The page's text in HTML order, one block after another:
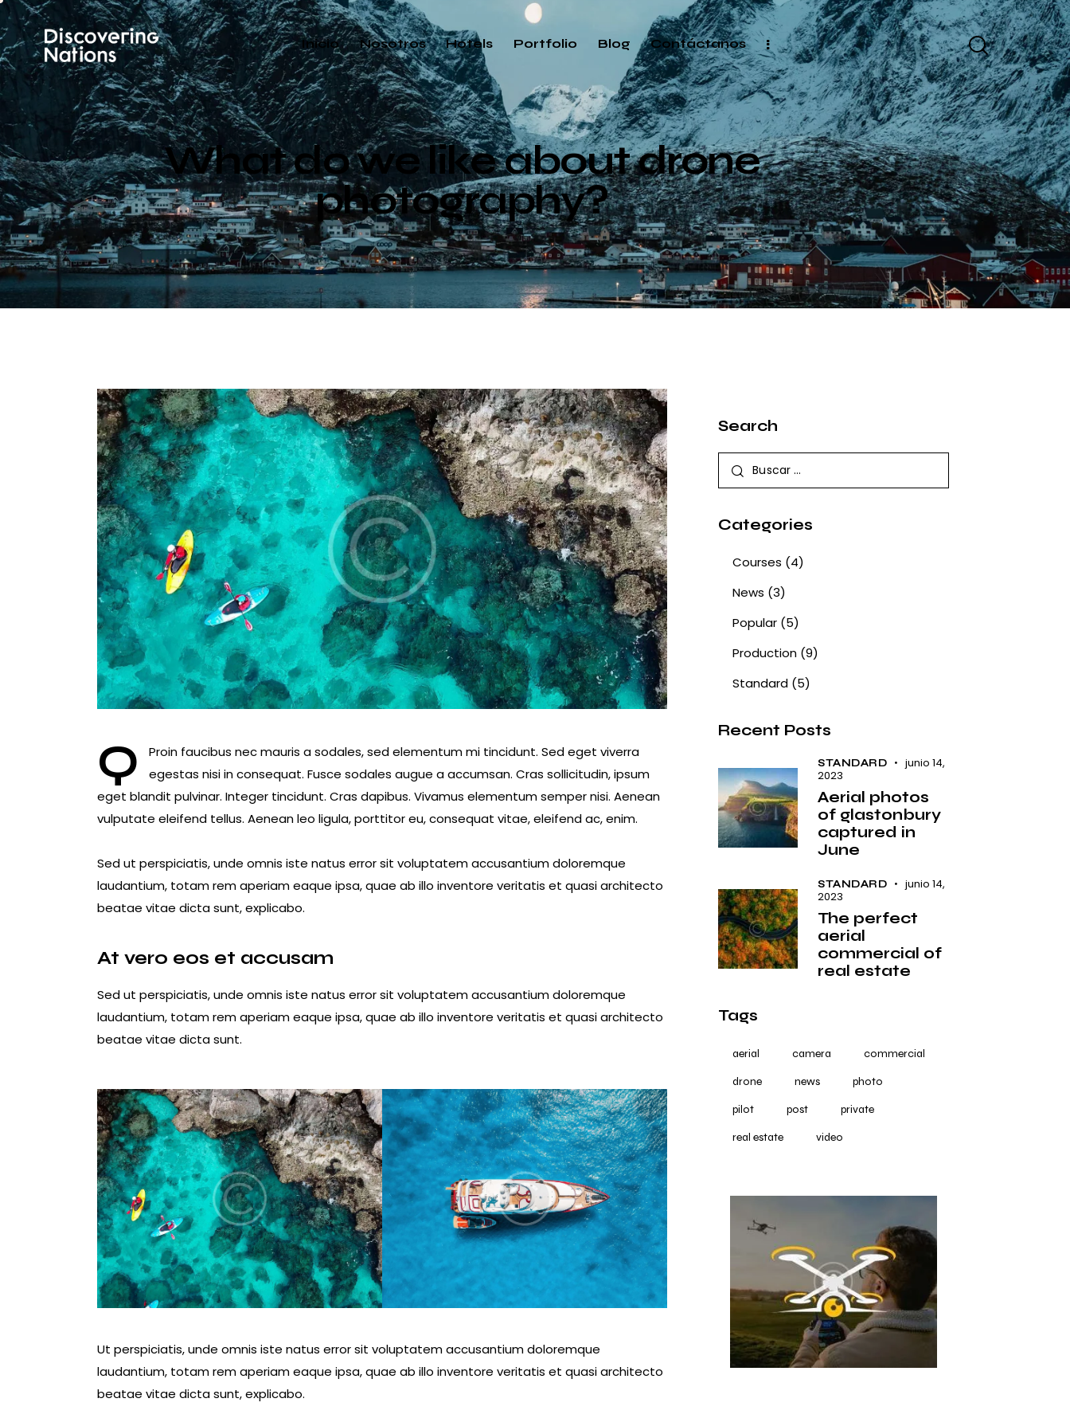
Inicio Nosotros Hotels Portfolio Blog Contáctanos
What do we like about drone
photography?
Q
Proin faucibus nec mauris a sodales, sed elementum mi tincidunt. Sed eget viverra
egestas nisi in consequat. Fusce sodales augue a accumsan. Cras sollicitudin, ipsum
eget blandit pulvinar. Integer tincidunt. Cras dapibus. Vivamus elementum semper nisi. Aenean
vulputate eleifend tellus. Aenean leo ligula, porttitor eu, consequat vitae, eleifend ac, enim.
Sed ut perspiciatis, unde omnis iste natus error sit voluptatem accusantium doloremque
laudantium, totam rem aperiam eaque ipsa, quae ab illo inventore veritatis et quasi architecto
beatae vitae dicta sunt, explicabo.
At vero eos et accusam
Sed ut perspiciatis, unde omnis iste natus error sit voluptatem accusantium doloremque
laudantium, totam rem aperiam eaque ipsa, quae ab illo inventore veritatis et quasi architecto
beatae vitae dicta sunt.
Ut perspiciatis, unde omnis iste natus error sit voluptatem accusantium doloremque
laudantium, totam rem aperiam eaque ipsa, quae ab illo inventore veritatis et quasi architecto
beatae vitae dicta sunt, explicabo.
Search
Categories
Courses (4)
News (3)
Popular (5)
Production (9)
Standard (5)
Recent Posts
STANDARD
junio 14,
2023
Aerial photos
of glastonbury
captured in
June
STANDARD
junio 14,
2023
The perfect
aerial
commercial of
real estate
Tags
aerial camera commercial
drone news photo
pilot post private
real estate video